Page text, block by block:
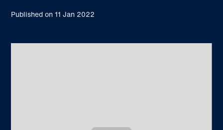
Published on 11 Jan 2022